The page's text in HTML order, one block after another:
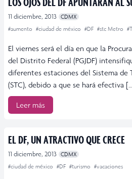
11 diciembre, 2013 CDMX
#aumento #ciudad de méxico #DF #stc Metro
El viernes será el día en que la
del Distrito Federal (PGJDF)
diferentes estaciones del Sistema
(STC), debido a que se hará efectiva
Leer más
EL DF, UN ATRACTIVO QUE CRECE
11 diciembre, 2013 CDMX
#ciudad de méxico #DF #turismo #vacaciones